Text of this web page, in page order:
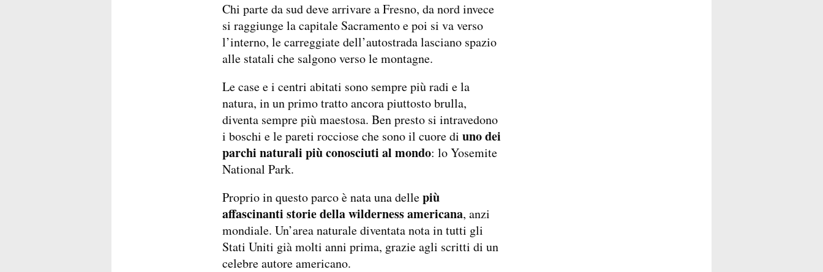
Chi parte da sud deve arrivare a Fresno, da nord invece
si raggiunge la capitale Sacramento e poi si va verso
l’interno, le carreggiate dell’autostrada lasciano spazio
alle statali che salgono verso le montagne.
Le case e i centri abitati sono sempre più radi e la
natura, in un primo tratto ancora piuttosto brulla,
diventa sempre più maestosa. Ben presto si intravedono
i boschi e le pareti rocciose che sono il cuore di uno dei
parchi naturali più conosciuti al mondo: lo Yosemite
National Park.
Proprio in questo parco è nata una dellepiù
affascinanti storie della wilderness americana, anzi
mondiale. Un’area naturale diventata nota in tutti gli
Stati Uniti già molti anni prima, grazie agli scritti di un
celebre autore americano.